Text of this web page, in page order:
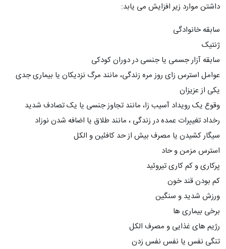
داشتن موارد زیر افزایش می یابد:
سابقه خانوادگی
ژنتیک
سابقه آزار جسمی یا جنسی در دوران کودکی
عوامل استرس زای روز مره زندگی، مانند مرگ نزدیکان یا بیماری جدی
یکی از عزیزان
وقوع یک رویداد آسیب زا، مانند تجاوز جنسی یا یک تصادف شدید
رخداد تغییرات عمده در زندگی ، مانند طلاق یا اضافه شدن نوزاد
سیگار کشیدن یا مصرف بیش از حد کافئین و الکل
استرس مزمن و حاد
پرکاری و کم کاری تیروئید
کم بودن قند خون
ورزش شدید و سنگین
برخی بیماری ها
رژیم های غذایی و مصرف الکل
تنگی نفس یا نفس نفس زدن